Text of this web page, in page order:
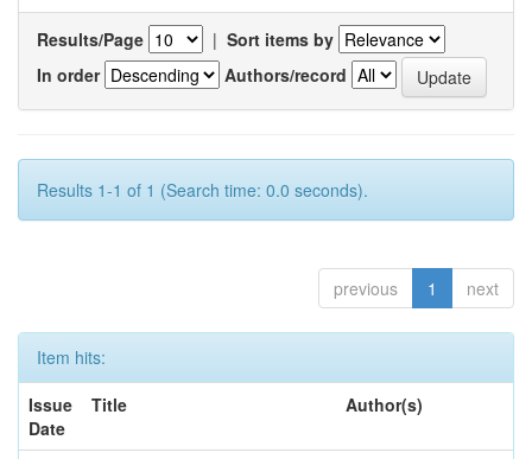
Results/Page | Sort items by
In order
Authors/record
Results 1-1 of 1 (Search time: 0.0 seconds).
previous 1 next
Item hits:
Issue
Date
Title Author(s)